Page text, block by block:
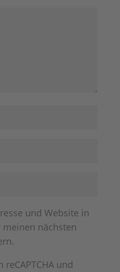
und Website in
nächsten
und